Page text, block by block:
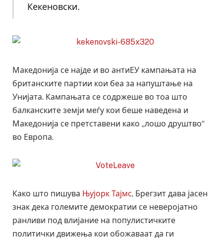
Кекеновски.
Македонија се најде и во антиЕУ кампањата на
британските партии кои беа за напуштање на
Унијата. Кампањата се содржеше во тоа што
балканските земји меѓу кои беше наведена и
Македонија се претставени како „лошо друштво“
во Европа.
Како што пишува Њујорк Тајмс, Брегзит дава јасен
знак дека големите демократии се неверојатно
ранливи под влијание на популистичките
политички движења кои обожаваат да ги